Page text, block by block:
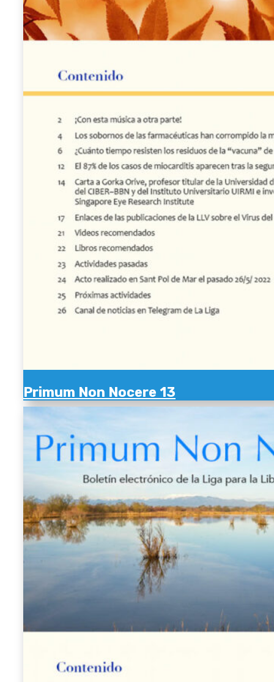
Primum Non Nocere 13